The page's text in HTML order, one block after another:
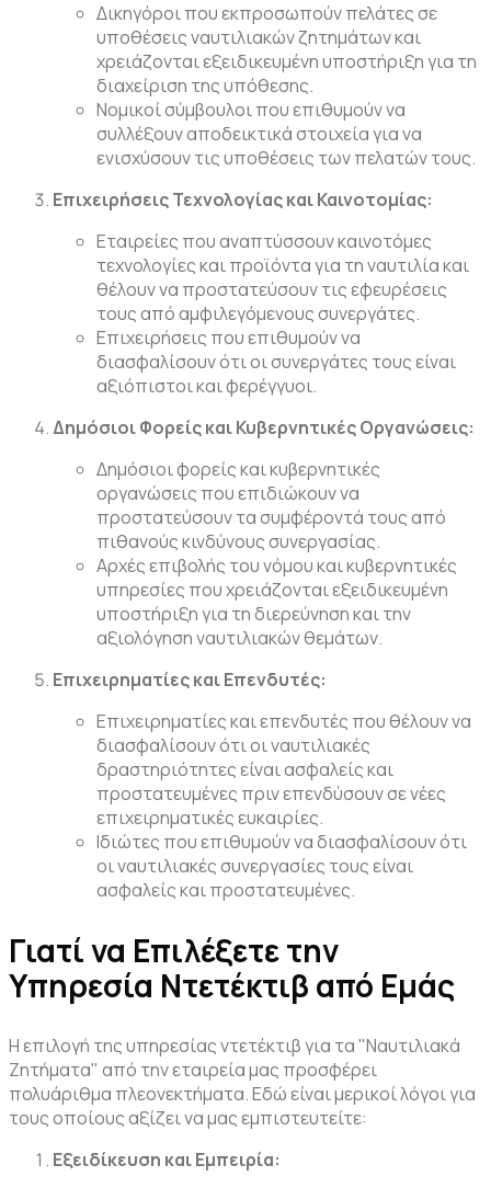
Δικηγόροι που εκπροσωπούν πελάτες σε
υποθέσεις ναυτιλιακών ζητημάτων και
χρειάζονται εξειδικευμένη υποστήριξη για τη
διαχείριση της υπόθεσης.
Νομικοί σύμβουλοι που επιθυμούν να
συλλέξουν αποδεικτικά στοιχεία για να
ενισχύσουν τις υποθέσεις των πελατών τους.
Επιχειρήσεις Τεχνολογίας και Καινοτομίας:
Εταιρείες που αναπτύσσουν καινοτόμες
τεχνολογίες και προϊόντα για τη ναυτιλία και
θέλουν να προστατεύσουν τις εφευρέσεις
τους από αμφιλεγόμενους συνεργάτες.
Επιχειρήσεις που επιθυμούν να
διασφαλίσουν ότι οι συνεργάτες τους είναι
αξιόπιστοι και φερέγγυοι.
Δημόσιοι Φορείς και Κυβερνητικές Οργανώσεις:
Δημόσιοι φορείς και κυβερνητικές
οργανώσεις που επιδιώκουν να
προστατεύσουν τα συμφέροντά τους από
πιθανούς κινδύνους συνεργασίας.
Αρχές επιβολής του νόμου και κυβερνητικές
υπηρεσίες που χρειάζονται εξειδικευμένη
υποστήριξη για τη διερεύνηση και την
αξιολόγηση ναυτιλιακών θεμάτων.
Επιχειρηματίες και Επενδυτές:
Επιχειρηματίες και επενδυτές που θέλουν να
διασφαλίσουν ότι οι ναυτιλιακές
δραστηριότητες είναι ασφαλείς και
προστατευμένες πριν επενδύσουν σε νέες
επιχειρηματικές ευκαιρίες.
Ιδιώτες που επιθυμούν να διασφαλίσουν ότι
οι ναυτιλιακές συνεργασίες τους είναι
ασφαλείς και προστατευμένες.
Γιατί να Επιλέξετε την
Υπηρεσία Ντετέκτιβ από Εμάς
Η επιλογή της υπηρεσίας ντετέκτιβ για τα "Ναυτιλιακά
Ζητήματα" από την εταιρεία μας προσφέρει
πολυάριθμα πλεονεκτήματα. Εδώ είναι μερικοί λόγοι για
τους οποίους αξίζει να μας εμπιστευτείτε:
Εξειδίκευση και Εμπειρία: